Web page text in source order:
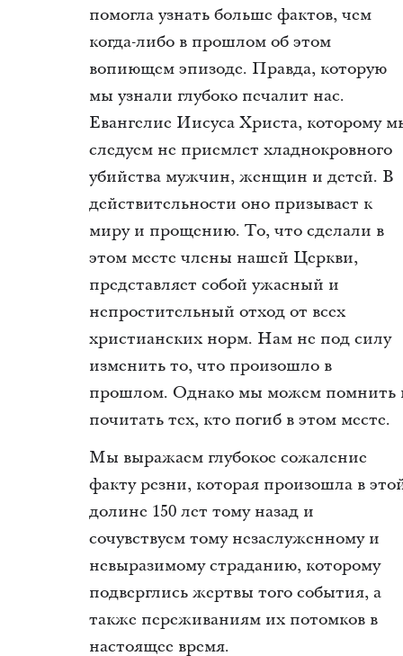
помогла узнать больше фактов, чем
когда-либо в прошлом об этом
вопиющем эпизоде. Правда, которую
мы узнали глубоко печалит нас.
Евангелие Иисуса Христа, которому
следуем не приемлет хладнокровного
убийства мужчин, женщин и детей. В
действительности оно призывает к
миру и прощению. То, что сделали в
этом месте члены нашей Церкви,
представляет собой ужасный и
непростительный отход от всех
христианских норм. Нам не под силу
изменить то, что произошло в
прошлом. Однако мы можем помнить
почитать тех, кто погиб в этом месте.
Мы выражаем глубокое сожаление
факту резни, которая произошла в
долине 150 лет тому назад и
сочувствуем тому незаслуженному и
невыразимому страданию, которому
подверглись жертвы того события, а
также переживаниям их потомков в
настоящее время.